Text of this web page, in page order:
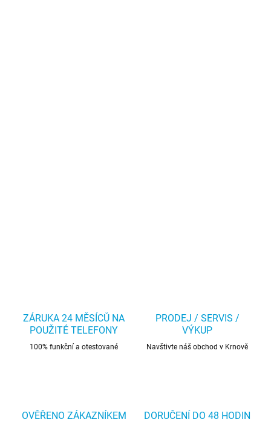
ZÁRUKA 24 MĚSÍCŮ NA
POUŽITÉ TELEFONY
100% funkční a otestované
PRODEJ / SERVIS /
VÝKUP
Navštivte náš obchod v Krnově
OVĚŘENO ZÁKAZNÍKEM DORUČENÍ DO 48 HODIN